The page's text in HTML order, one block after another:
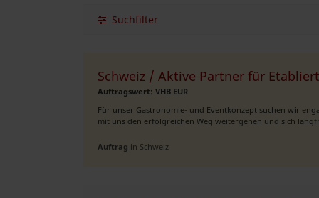
Suchfilter
Schweiz / Aktive Partner für
Auftragswert: VHB EUR
Für unser Gastronomie- und Eventkonzept suchen wir
mit uns den erfolgreichen Weg weitergehen und sich
Auftrag in Schweiz